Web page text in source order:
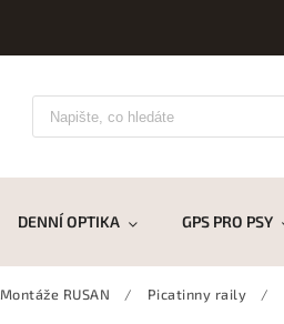
DENNÍ OPTIKA GPS PRO PSY
Montáže RUSAN / Picatinny raily /